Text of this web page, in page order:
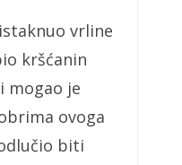
vrline
kršćanin
mogao je
ovoga
biti